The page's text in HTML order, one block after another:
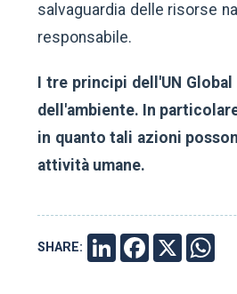
salvaguardia delle risorse
responsabile.
I tre principi dell'UN
dell'ambiente. In
in quanto tali azioni
attività umane.
SHARE: LINKEDINFACEBOOK
X